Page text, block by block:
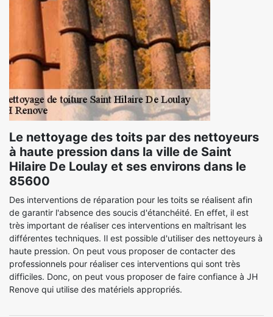
Le nettoyage des toits par des nettoyeurs
à haute pression dans la ville de Saint
Hilaire De Loulay et ses environs dans le
85600
Des interventions de réparation pour les toits se réalisent afin
de garantir l'absence des soucis d'étanchéité. En effet, il est
très important de réaliser ces interventions en maîtrisant les
différentes techniques. Il est possible d'utiliser des nettoyeurs à
haute pression. On peut vous proposer de contacter des
professionnels pour réaliser ces interventions qui sont très
difficiles. Donc, on peut vous proposer de faire confiance à JH
Renove qui utilise des matériels appropriés.